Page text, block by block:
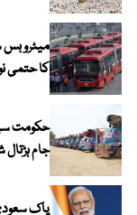
کا حتمی
حکومت سے
جام ہڑتال
پاک